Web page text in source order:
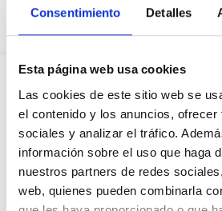
Consentimiento Detalles
Esta página web usa cookies
Las cookies de este sitio web se
el contenido y los anuncios, ofrecer
sociales y analizar el tráfico.
información sobre el uso que haga
nuestros partners de redes
web, quienes pueden combinarla
Sobre Xíkara
Inicio
Blog